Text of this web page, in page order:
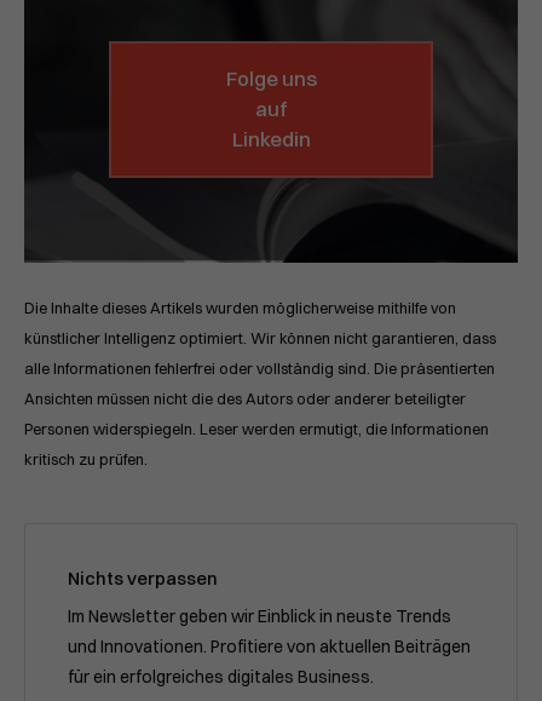
Folge uns
auf
Linkedin
Die Inhalte dieses Artikels wurden möglicherweise mithilfe von
künstlicher Intelligenz optimiert. Wir können nicht garantieren, dass
alle Informationen fehlerfrei oder vollständig sind. Die präsentierten
Ansichten müssen nicht die des Autors oder anderer beteiligter
Personen widerspiegeln. Leser werden ermutigt, die Informationen
kritisch zu prüfen.
Nichts verpassen
Im Newsletter geben wir Einblick in neuste Trends
und Innovationen. Profitiere von aktuellen Beiträgen
für ein erfolgreiches digitales Business.